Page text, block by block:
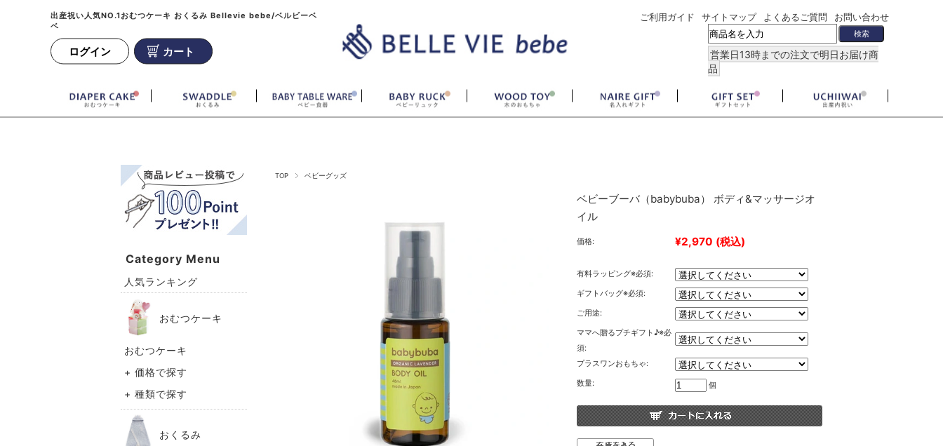
出産祝い人気NO.1おむつケーキ おくるみ Bellevie bebe/ベルビーベ
ベ
ログイン カート
ご利用ガイド サイトマップ よくあるご質問 お問い合わせ
営業日13時までの注文で明日お届け商
品
TOP ベビーグッズ
ベビーブーバ（babybuba） ボディ&マッサージオ
イル
価格: ¥2,970 (税込)
有料ラッピング※必須:
ギフトバッグ※必須:
ご用途:
ママへ贈るプチギフト♪※必
須:
プラスワンおもちゃ:
数量:
個
Category Menu
人気ランキング
おむつケーキ
おむつケーキ
+ 価格で探す
+ 種類で探す
おくるみ